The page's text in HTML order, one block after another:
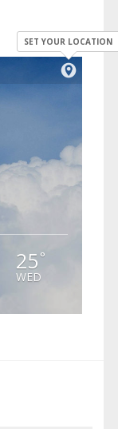
SET YOUR LOCATION
25 °
WED